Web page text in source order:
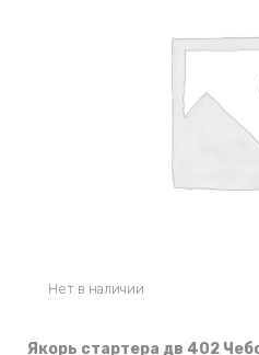
Нет в наличии
Якорь стартера дв 402